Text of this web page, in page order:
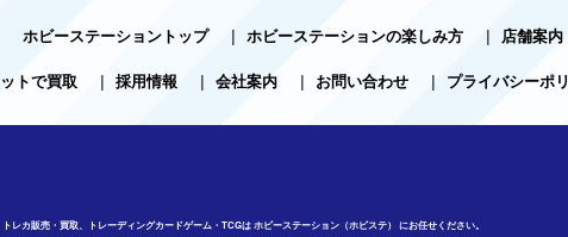
ホビーステーショントップ | ホビーステーションの楽しみ方 | 店舗案内
トで買取
| 採用情報 | 会社案内 | お問い合わせ | プライバシーポ
トレカ販売・買取、トレーディングカードゲーム・TCGは ホビーステーション（ホビステ） にお任せください。